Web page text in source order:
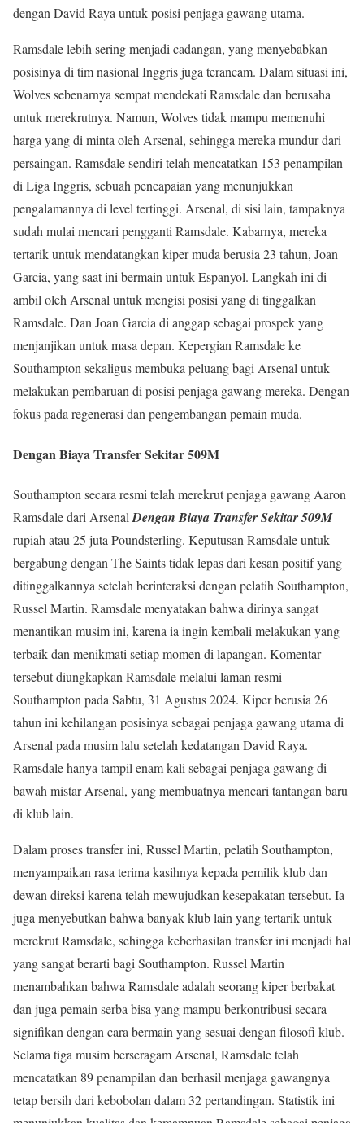
dengan David Raya untuk posisi penjaga gawang utama.
Ramsdale lebih sering menjadi cadangan, yang menyebabkan
posisinya di tim nasional Inggris juga terancam. Dalam situasi ini,
Wolves sebenarnya sempat mendekati Ramsdale dan berusaha
untuk merekrutnya. Namun, Wolves tidak mampu memenuhi
harga yang di minta oleh Arsenal, sehingga mereka mundur dari
persaingan. Ramsdale sendiri telah mencatatkan 153 penampilan
di Liga Inggris, sebuah pencapaian yang menunjukkan
pengalamannya di level tertinggi. Arsenal, di sisi lain, tampaknya
sudah mulai mencari pengganti Ramsdale. Kabarnya, mereka
tertarik untuk mendatangkan kiper muda berusia 23 tahun, Joan
Garcia, yang saat ini bermain untuk Espanyol. Langkah ini di
ambil oleh Arsenal untuk mengisi posisi yang di tinggalkan
Ramsdale. Dan Joan Garcia di anggap sebagai prospek yang
menjanjikan untuk masa depan. Kepergian Ramsdale ke
Southampton sekaligus membuka peluang bagi Arsenal untuk
melakukan pembaruan di posisi penjaga gawang mereka. Dengan
fokus pada regenerasi dan pengembangan pemain muda.
Dengan Biaya Transfer Sekitar 509M
Southampton secara resmi telah merekrut penjaga gawang Aaron
Ramsdale dari Arsenal Dengan Biaya Transfer Sekitar 509M
rupiah atau 25 juta Poundsterling. Keputusan Ramsdale untuk
bergabung dengan The Saints tidak lepas dari kesan positif yang
ditinggalkannya setelah berinteraksi dengan pelatih Southampton,
Russel Martin. Ramsdale menyatakan bahwa dirinya sangat
menantikan musim ini, karena ia ingin kembali melakukan yang
terbaik dan menikmati setiap momen di lapangan. Komentar
tersebut diungkapkan Ramsdale melalui laman resmi
Southampton pada Sabtu, 31 Agustus 2024. Kiper berusia 26
tahun ini kehilangan posisinya sebagai penjaga gawang utama di
Arsenal pada musim lalu setelah kedatangan David Raya.
Ramsdale hanya tampil enam kali sebagai penjaga gawang di
bawah mistar Arsenal, yang membuatnya mencari tantangan baru
di klub lain.
Dalam proses transfer ini, Russel Martin, pelatih Southampton,
menyampaikan rasa terima kasihnya kepada pemilik klub dan
dewan direksi karena telah mewujudkan kesepakatan tersebut. Ia
juga menyebutkan bahwa banyak klub lain yang tertarik untuk
merekrut Ramsdale, sehingga keberhasilan transfer ini menjadi hal
yang sangat berarti bagi Southampton. Russel Martin
menambahkan bahwa Ramsdale adalah seorang kiper berbakat
dan juga pemain serba bisa yang mampu berkontribusi secara
signifikan dengan cara bermain yang sesuai dengan filosofi klub.
Selama tiga musim berseragam Arsenal, Ramsdale telah
mencatatkan 89 penampilan dan berhasil menjaga gawangnya
tetap bersih dari kebobolan dalam 32 pertandingan. Statistik ini